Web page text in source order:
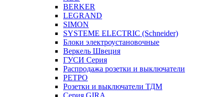
BERKER
LEGRAND
SIMON
SYSTEME ELECTRIC (Schneider)
Блоки электроустановочные
Веркель Швеция
ГУСИ Серия
Распродажа розетки и выключатели
РЕТРО
Розетки и выключатели ТДМ